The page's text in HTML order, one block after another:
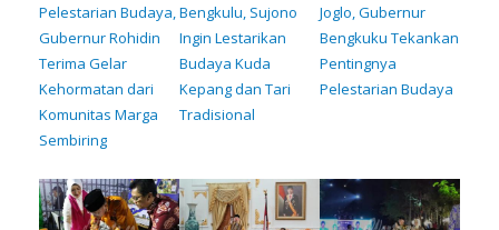
Pelestarian Budaya,
Gubernur Rohidin
Terima Gelar
Kehormatan dari
Komunitas Marga
Sembiring
Bengkulu, Sujono
Ingin Lestarikan
Budaya Kuda
Kepang dan Tari
Tradisional
Joglo, Gubernur
Bengkuku Tekankan
Pentingnya
Pelestarian Budaya